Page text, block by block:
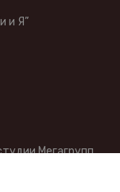
и Я”
Мегагрупп.